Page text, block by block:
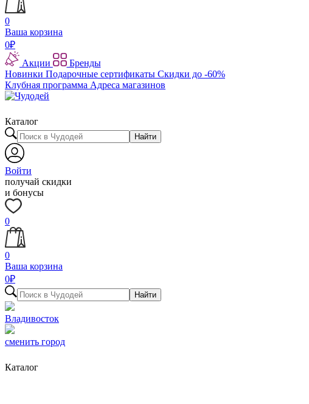
0
Ваша корзина
0₽
Акции
Бренды
Новинки Подарочные сертификаты Скидки до -60%
Клубная программа Адреса магазинов
Каталог
Найти
Войти
получай скидки
и бонусы
0
0
Ваша корзина
0₽
Найти
Владивосток
сменить город
Каталог